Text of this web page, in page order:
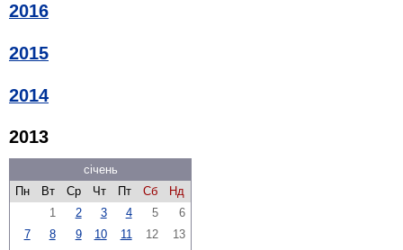
2016
2015
2014
2013
січень
Пн
Вт Ср Чт Пт Сб
Нд
1
2 3 4 5
6
7
8 9 10 11 12
13